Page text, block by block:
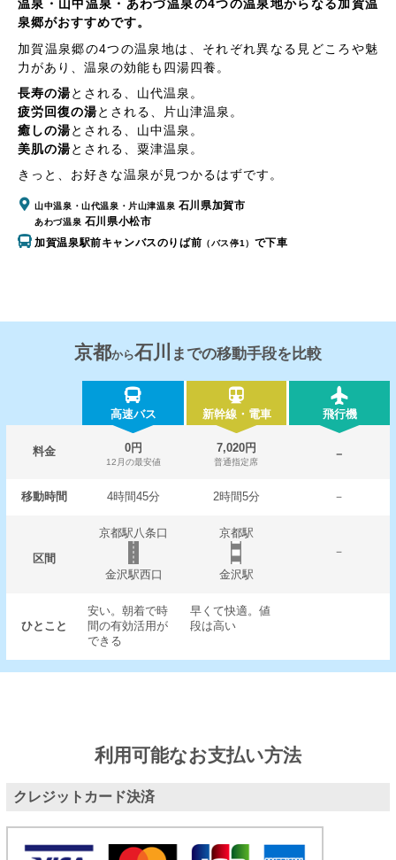
温泉・山中温泉・あわづ温泉の4つの温泉地からなる加賀温
泉郷がおすすめです。
加賀温泉郷の4つの温泉地は、それぞれ異なる見どころや魅
力があり、温泉の効能も四湯四養。
長寿の湯とされる、 山代温泉 。
疲労回復の湯とされる、 片山津温泉 。
癒しの湯とされる、 山中温泉 。
美肌の湯とされる、 粟津温泉 。
きっと、お好きな温泉が見つかるはずです。
山中温泉・山代温泉・片山津温泉 石川県加賀市
あわづ温泉 石川県小松市
加賀温泉駅前キャンバスのりば前 （バス停1） で下車
京都から石川 までの移動手段を比較
高速バス 新幹線・電車 飛行機
料金 0円
12月の最安値
7,020円
普通指定席
－
移動時間 4時間45分 2時間5分 －
区間
京都駅八条口
京都駅
－
金沢駅西口
金沢駅
ひとこと
安い。朝着で時
間の有効活用が
できる
早くて快適。値
段は高い
利用可能なお支払い方法
クレジットカード決済